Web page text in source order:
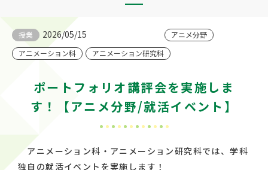
授業 2026/05/15
アニメ分野
アニメーション科
アニメーション研究科
ポートフォリオ講評会を実施しま
す！【アニメ分野/就活イベント】
アニメーション科・アニメーション研究科では、学科
独自の就活イベントを実施します！